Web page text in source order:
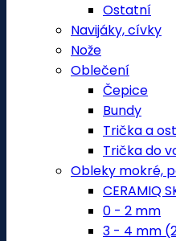
Ostatní
Navijáky, cívky
Nože
Oblečení
Čepice
Bundy
Trička a
Trička do
Obleky mokré,
CERAMIQ
0 - 2 mm
3 - 4 mm